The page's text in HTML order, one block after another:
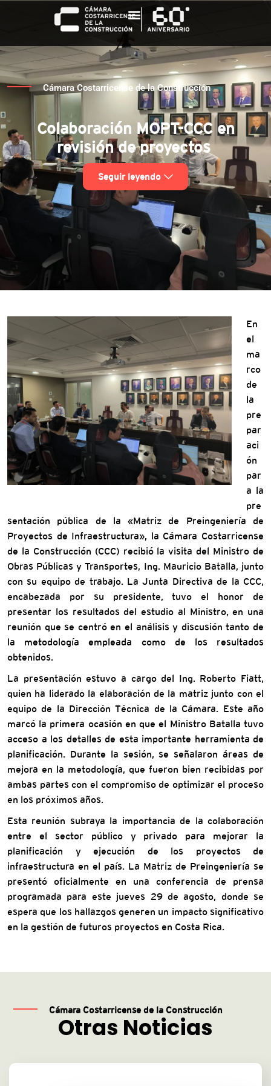
Cámara Costarricense de la Construcción
Colaboración MOPT-CCC en
revisión de proyectos
Seguir leyendo
En
el
ma
rco
de
la
pre
par
aci
ón
par
a la
pre
sentación pública de la «Matriz de Preingeniería de
Proyectos de Infraestructura», la Cámara Costarricense
de la Construcción (CCC) recibió la visita del Ministro de
Obras Públicas y Transportes, Ing. Mauricio Batalla, junto
con su equipo de trabajo. La Junta Directiva de la CCC,
encabezada por su presidente, tuvo el honor de
presentar los resultados del estudio al Ministro, en una
reunión que se centró en el análisis y discusión tanto de
la metodología empleada como de los resultados
obtenidos.
La presentación estuvo a cargo del Ing. Roberto Fiatt,
quien ha liderado la elaboración de la matriz junto con el
equipo de la Dirección Técnica de la Cámara. Este año
marcó la primera ocasión en que el Ministro Batalla tuvo
acceso a los detalles de esta importante herramienta de
planificación. Durante la sesión, se señalaron áreas de
mejora en la metodología, que fueron bien recibidas por
ambas partes con el compromiso de optimizar el proceso
en los próximos años.
Esta reunión subraya la importancia de la colaboración
entre el sector público y privado para mejorar la
planificación y ejecución de los proyectos de
infraestructura en el país. La Matriz de Preingeniería se
presentó oficialmente en una conferencia de prensa
programada para este jueves 29 de agosto, donde se
espera que los hallazgos generen un impacto significativo
en la gestión de futuros proyectos en Costa Rica.
Cámara Costarricense de la Construcción
Otras Noticias